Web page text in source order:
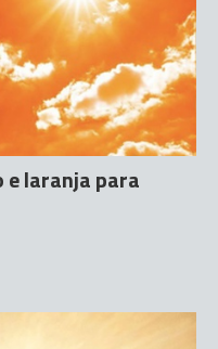
e laranja para